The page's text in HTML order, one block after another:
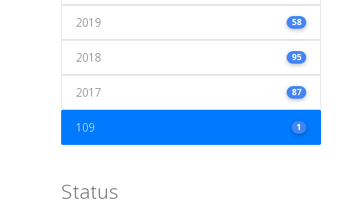
2019 58
2018 95
2017 87
109 1
Status